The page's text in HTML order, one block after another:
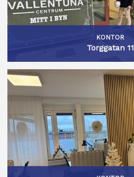
KONTOR
Torggatan 11